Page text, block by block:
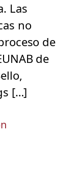
Las
no
de
de
[…]